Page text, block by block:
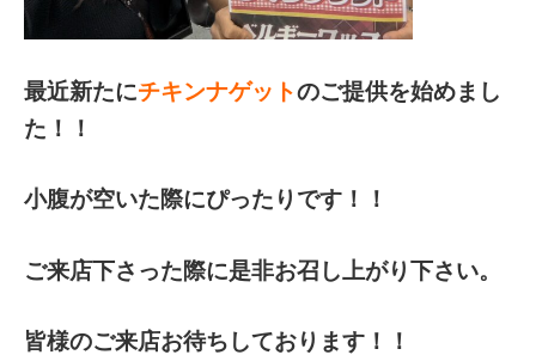
最近新たにチキンナゲットのご提供を始めまし
た！！
小腹が空いた際にぴったりです！！
ご来店下さった際に是非お召し上がり下さい。
皆様のご来店お待ちしております！！